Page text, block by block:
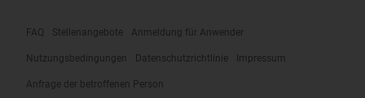
FAQ Stellenangebote Anmeldung für Anwender
Nutzungsbedingungen Datenschutzrichtlinie Impressum
Anfrage der betroffenen Person